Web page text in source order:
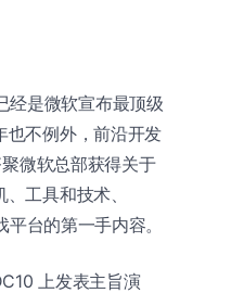
经是微软宣布最顶级
也不例外，前沿开发
微软总部获得关于
工具和技术、
台的第一手内容。
上发表主旨演